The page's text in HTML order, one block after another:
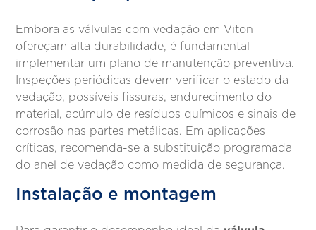
Embora as válvulas com vedação em Viton
ofereçam alta durabilidade, é fundamental
implementar um plano de manutenção preventiva.
Inspeções periódicas devem verificar o estado da
vedação, possíveis fissuras, endurecimento do
material, acúmulo de resíduos químicos e sinais de
corrosão nas partes metálicas. Em aplicações
críticas, recomenda-se a substituição programada
do anel de vedação como medida de segurança.
Instalação e montagem